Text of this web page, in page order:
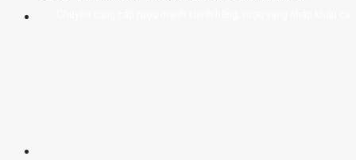
Chuyên cung cấp rượu mạnh chính hãng, rượu vang nhập khẩu cao cấp